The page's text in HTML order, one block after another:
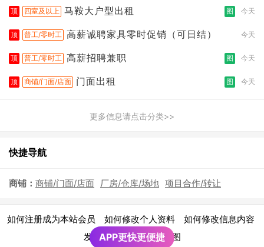
顶 四室及以上 马鞍大户型出租 图 今天
顶 普工/零时工 高薪诚聘家具零时促销（可日结） 今天
顶 普工/零时工 高薪招聘兼职 图 今天
顶 商铺/门面/店面 门面出租 图 今天
更多信息请点击分类>>
快捷导航
商铺： 商铺/门面/店面 厂房/仓库/场地 项目合作/转让
如何注册成为本站会员 如何修改个人资料 如何修改信息内容
发布广告须知 | 网站地图
APP更快更便捷